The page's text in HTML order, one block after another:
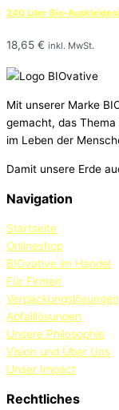
240 Liter Bio-
18,65 € inkl. MwSt.
Mit unserer Marke
gemacht, das
im Leben der
Damit unsere Erde
Navigation
Startseite
Onlineshop
BIOvative im Handel
Für Firmen
Verpackungslösungen
Abfalllösungen
Unsere Philosophie
Vision und Über Uns
Unser Impact
Rechtliches